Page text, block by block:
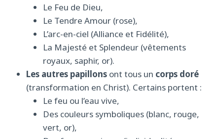
Le Feu de Dieu,
Le Tendre Amour (rose),
L’arc-en-ciel (Alliance et Fidélité),
La Majesté et Splendeur (vêtements
royaux, saphir, or).
Les autres papillons ont tous un corps doré
(transformation en Christ). Certains portent :
Le feu ou l’eau vive,
Des couleurs symboliques (blanc, rouge,
vert, or),